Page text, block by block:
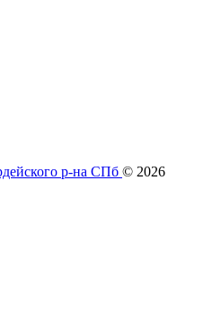
р-на СПб © 2026